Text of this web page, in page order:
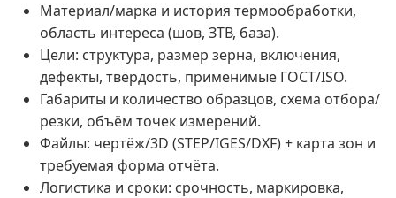
Материал/марка и история термообработки,
область интереса (шов, ЗТВ, база).
Цели: структура, размер зерна, включения,
дефекты, твёрдость, применимые ГОСТ/ISO.
Габариты и количество образцов, схема отбора/
резки, объём точек измерений.
Файлы: чертёж/3D (STEP/IGES/DXF) + карта зон и
требуемая форма отчёта.
Логистика и сроки: срочность, маркировка,